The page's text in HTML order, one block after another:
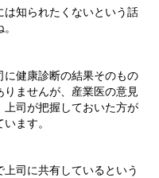
知られたくないという話
健康診断の結果そのもの
ませんが、 産業医の意見
上司が把握しておいた方が
ます。
司に共有しているという